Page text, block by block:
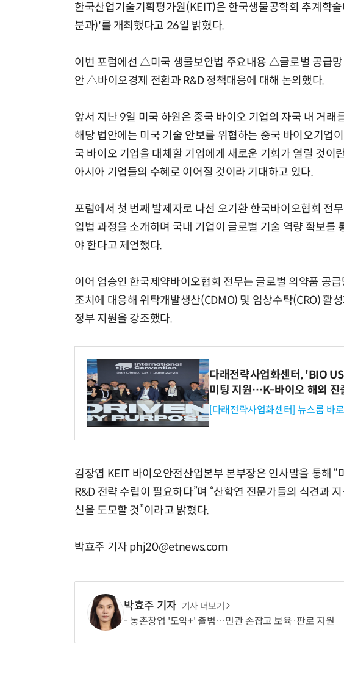
한국산업기술기획평가원(KEIT)은 한국생물공학회 추계학
분과)'를 개최했다고 26일 밝혔다.
이번 포럼에선 △미국 생물보안법 주요내용 △글로벌 공급
안 △바이오경제 전환과 R&D 정책대응에 대해 논의했다.
앞서 지난 9일 미국 하원은 중국 바이오 기업의 자국 내 거래
해당 법안에는 미국 기술 안보를 위협하는 중국 바이오기업
국 바이오 기업을 대체할 기업에게 새로운 기회가 열릴 것이
아시아 기업들의 수혜로 이어질 것이라 기대하고 있다.
포럼에서 첫 번째 발제자로 나선 오기환 한국바이오협회 전
입법 과정을 소개하며 국내 기업이 글로벌 기술 역량 확보를
야 한다고 제언했다.
이어 엄승인 한국제약바이오협회 전무는 글로벌 의약품 공
조치에 대응해 위탁개발생산(CDMO) 및 임상수탁(CRO) 활
정부 지원을 강조했다.
다래전략사업화센터, 'BIO
미팅 지원…K-바이오 해외 진
[다래전략사업화센터] 뉴스룸 바
김장엽 KEIT 바이오안전산업본부 본부장은 인사말을 통해
R&D 전략 수립이 필요하다”며 “산학연 전문가들의 식견과
신을 도모할 것”이라고 밝혔다.
박효주 기자 phj20@etnews.com
박효주 기자 기사 더보기
농촌창업 '도약+' 출범…민관 손잡고 보육·판로 지원